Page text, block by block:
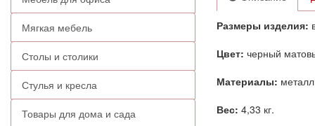
Мягкая мебель
Столы и столики
Стулья и кресла
Товары для дома и сада
Размеры изделия:
Цвет: черный
Материалы:
Вес: 4,33 кг.